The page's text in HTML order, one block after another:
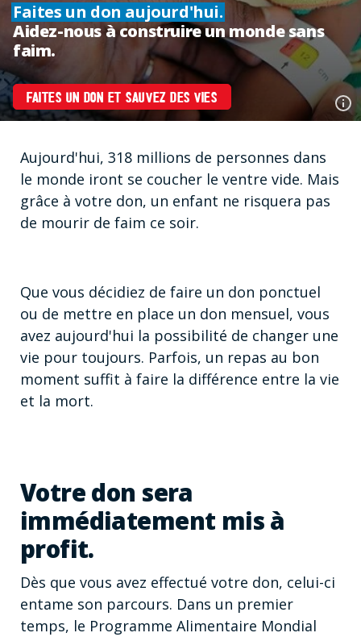
Faites un don aujourd'hui.
Aidez-nous à construire un monde sans
faim.
FAITES UN DON ET SAUVEZ DES VIES
Aujourd'hui, 318 millions de personnes dans
le monde iront se coucher le ventre vide. Mais
grâce à votre don, un enfant ne risquera pas
de mourir de faim ce soir.
Que vous décidiez de faire un don ponctuel
ou de mettre en place un don mensuel, vous
avez aujourd'hui la possibilité de changer une
vie pour toujours. Parfois, un repas au bon
moment suffit à faire la différence entre la vie
et la mort.
Votre don sera
immédiatement mis à
profit.
Dès que vous avez effectué votre don, celui-ci
entame son parcours. Dans un premier
temps, le Programme Alimentaire Mondial